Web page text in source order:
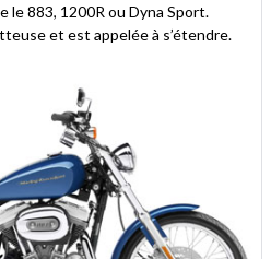
le 883, 1200R ou Dyna Sport.
et est appelée à s’étendre.